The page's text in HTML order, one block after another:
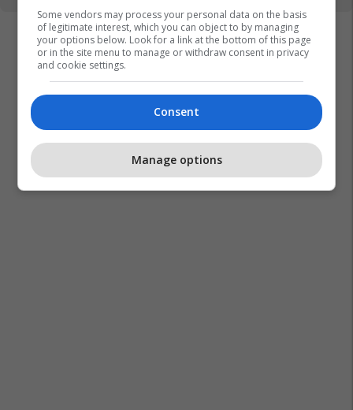
Some vendors may process your personal data on the basis
of legitimate interest, which you can object to by managing
your options below. Look for a link at the bottom of this page
or in the site menu to manage or withdraw consent in privacy
and cookie settings.
Consent
Manage options